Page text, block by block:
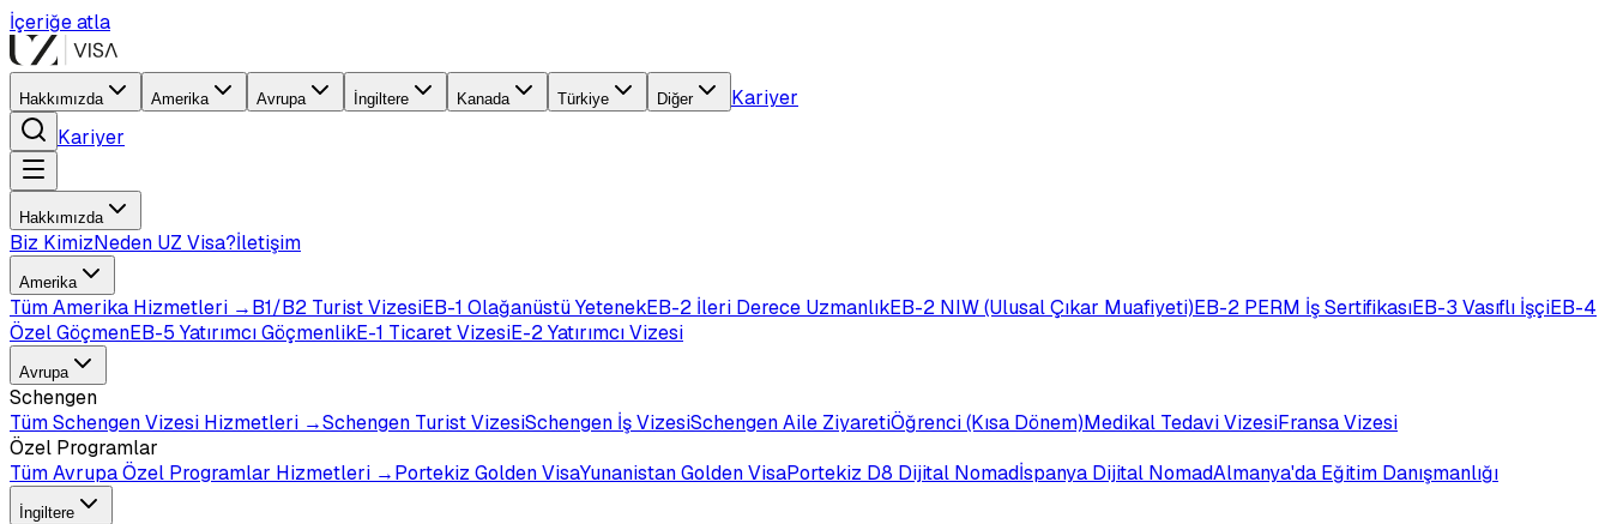
İçeriğe atla
Hakkımızda Amerika Avrupa İngiltere Kanada Türkiye Diğer
Kariyer
Kariyer
Hakkımızda
Biz KimizNeden UZ Visa?İletişim
Amerika
TümAmerika Hizmetleri →B1/B2 Turist VizesiEB-1 Olağanüstü YetenekEB-2 İleri Derece UzmanlıkEB-2 NIW (Ulusal Çıkar Muafiyeti)EB-2 PERM İş SertifikasıEB-3 Vasıflı İşçiEB-4
Özel GöçmenEB-5 Yatırımcı GöçmenlikE-1 Ticaret VizesiE-2 Yatırımcı Vizesi
Avrupa
Schengen
TümSchengen Vizesi Hizmetleri →Schengen Turist VizesiSchengen İş VizesiSchengen Aile ZiyaretiÖğrenci (Kısa Dönem)Medikal Tedavi VizesiFransa Vizesi
Özel Programlar
TümAvrupa Özel Programlar Hizmetleri →Portekiz Golden VisaYunanistan Golden VisaPortekiz D8 Dijital Nomadİspanya Dijital NomadAlmanya'da Eğitim Danışmanlığı
İngiltere